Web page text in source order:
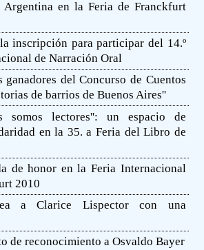
en la Feria de Franckfurt
inscripción para participar del 14.º
de Narración Oral
ganadores del Concurso de Cuentos
de barrios de Buenos Aires''
somos lectores'': un espacio de
en la 35. a Feria del Libro de
de honor en la Feria Internacional
2010
a Clarice Lispector con una
de reconocimiento a Osvaldo Bayer